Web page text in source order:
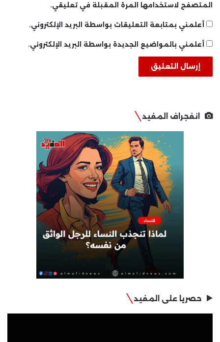
المتصفح لاستخدامها المرة المقبلة في تعليقي.
أعلمني بمتابعة التعليقات بواسطة البريد الإلكتروني.
أعلمني بالمواضيع الجديدة بواسطة البريد الإلكتروني.
انفجراف المفيد
حصريا على المفيد